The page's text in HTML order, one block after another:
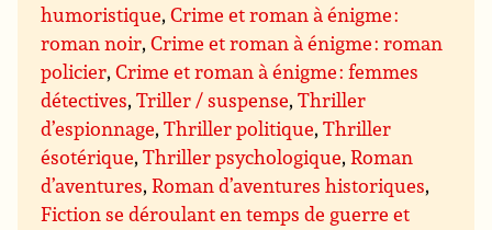
humoristique,Crime et roman à énigme :
roman noir,Crime et roman à énigme : roman
policier,Crime et roman à énigme : femmes
détectives,Triller / suspense,Thriller
d’espionnage,Thriller politique,Thriller
ésotérique,Thriller psychologique,Roman
d’aventures,Roman d’aventures historiques,
Fiction se déroulant en temps de guerre et